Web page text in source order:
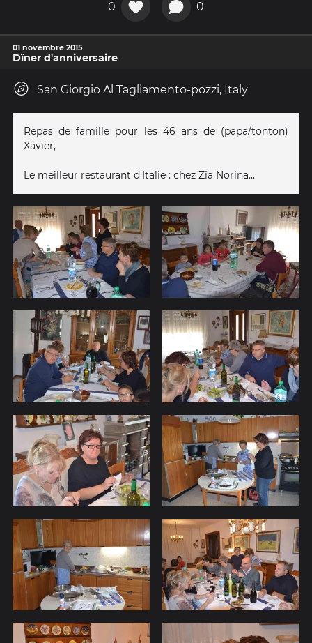
0 0
01 novembre 2015
Dîner d'anniversaire
San Giorgio Al Tagliamento-pozzi, Italy
Repas de famille pour les 46 ans de (papa/tonton)
Xavier,
Le meilleur restaurant d'Italie : chez Zia Norina...